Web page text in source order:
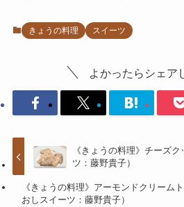
きょうの料理 スイーツ
よかったらシェア
《きょうの料理》チーズ
ツ：藤野貴子）
《きょうの料理》アーモンドクリーム
おしスイーツ：藤野貴子）